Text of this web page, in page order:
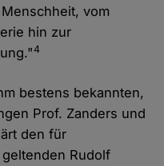
vom
hin zur
4
bestens bekannten,
Prof. Zanders und
den für
Rudolf